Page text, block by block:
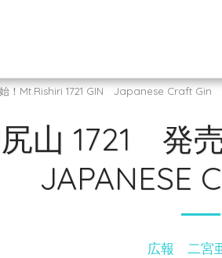
！Mt.Rishiri 1721 GIN Japanese Craft Gin
山 1721 発
JAPANESE
広報 二宮